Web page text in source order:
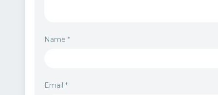
Name *
Email *